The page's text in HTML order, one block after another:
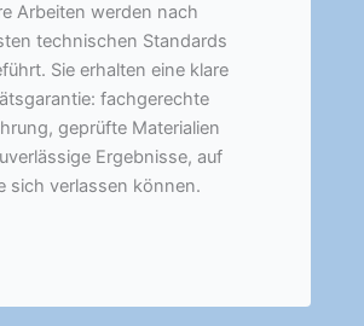
Arbeiten werden nach
technischen Standards
Sie erhalten eine klare
fachgerechte
geprüfte Materialien
Ergebnisse, auf
sich verlassen können.